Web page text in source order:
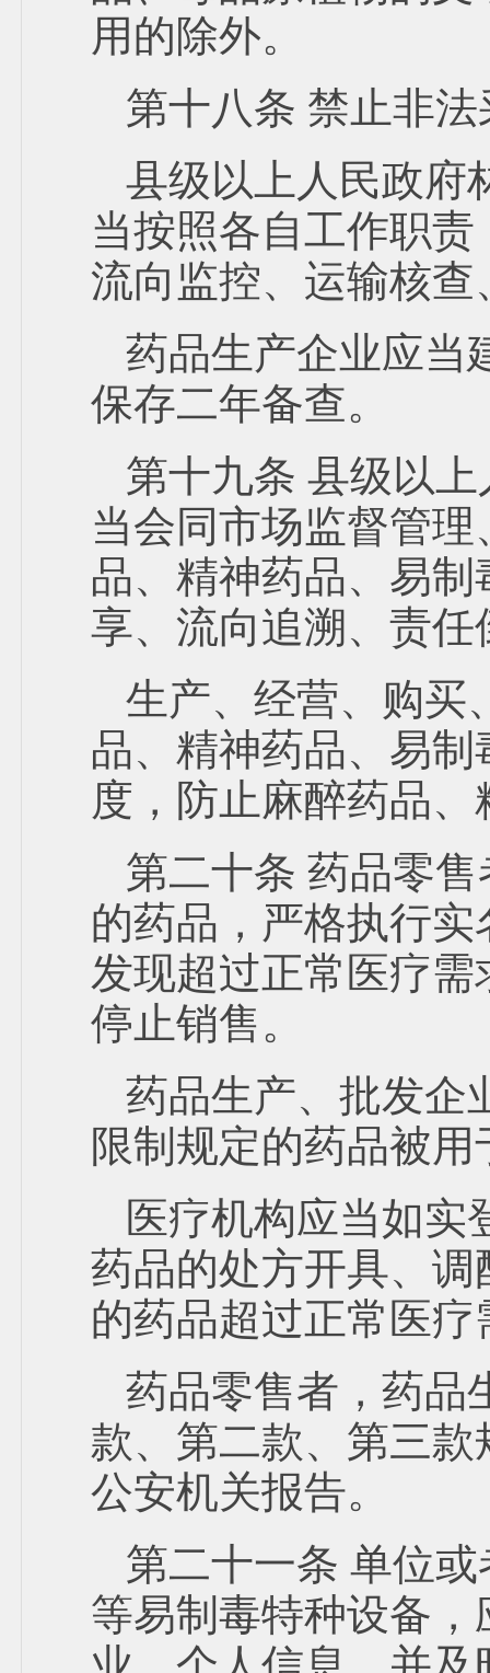
用的除外。
第十八条 禁止非
县级以上人民政府
当按照各自工作职
流向监控、运输核
药品生产企业应当
保存二年备查。
第十九条 县级以
当会同市场监督管
品、精神药品、易
享、流向追溯、责任
生产、经营、购买
品、精神药品、易
度，防止麻醉药品
第二十条 药品零
的药品，严格执行
发现超过正常医疗
停止销售。
药品生产、批发企
限制规定的药品被
医疗机构应当如实
药品的处方开具、
的药品超过正常医
药品零售者，药品
款、第二款、第三
公安机关报告。
第二十一条 单位
等易制毒特种设备